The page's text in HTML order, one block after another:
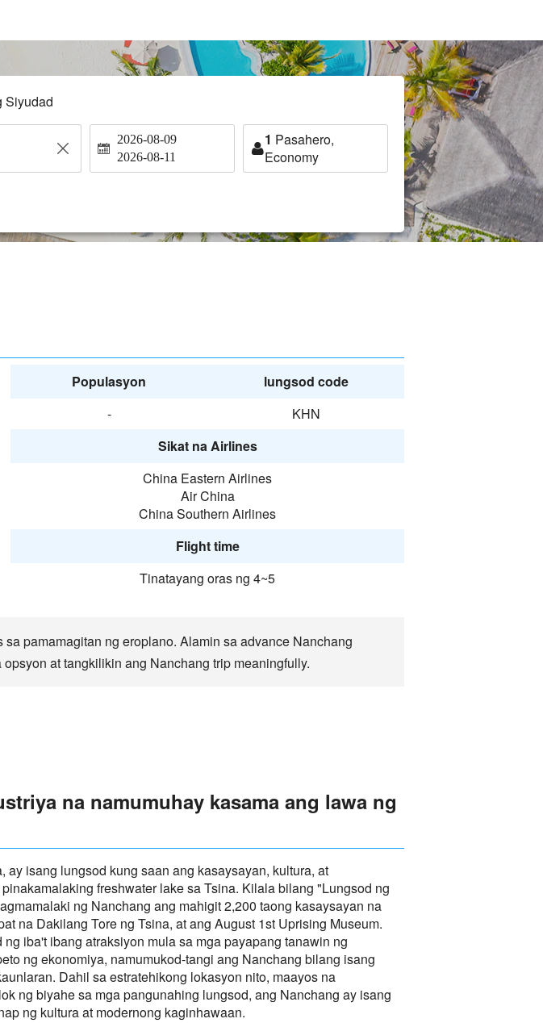
Siyudad
2026-08-09
2026-08-11
1 Pasahero,
Economy
Populasyon
lungsod code
-
KHN
Sikat na Airlines
China Eastern Airlines
Air China
China Southern Airlines
Flight time
Tinatayang oras ng 4~5
pamamagitan ng eroplano. Alamin sa advance Nanchang
at tangkilikin ang Nanchang trip meaningfully.
na namumuhay kasama ang lawa ng
isang lungsod kung saan ang kasaysayan, kultura, at
freshwater lake sa Tsina. Kilala bilang "Lungsod ng
ng Nanchang ang mahigit 2,200 taong kasaysayan na
na Dakilang Tore ng Tsina, at ang August 1st Uprising Museum.
iba't ibang atraksiyon mula sa mga payapang tanawin ng
ng ekonomiya, namumukod-tangi ang Nanchang bilang isang
Dahil sa estratehikong lokasyon nito, maayos na
ng biyahe sa mga pangunahing lungsod, ang Nanchang ay isang
ng kultura at modernong kaginhawaan.